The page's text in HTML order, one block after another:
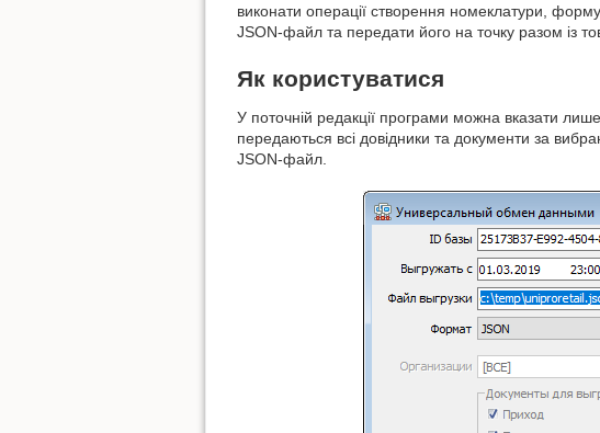
виконати операції створення номеклатури,
JSON-файл та передати його на точку разом із
Як користуватися
У поточній редакції програми можна вказати
передаються всі довідники та документи за
JSON-файл.